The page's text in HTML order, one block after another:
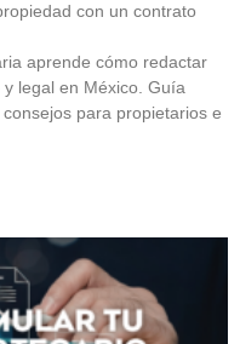
con un contrato
aprende cómo redactar
legal en México. Guía
para propietarios e